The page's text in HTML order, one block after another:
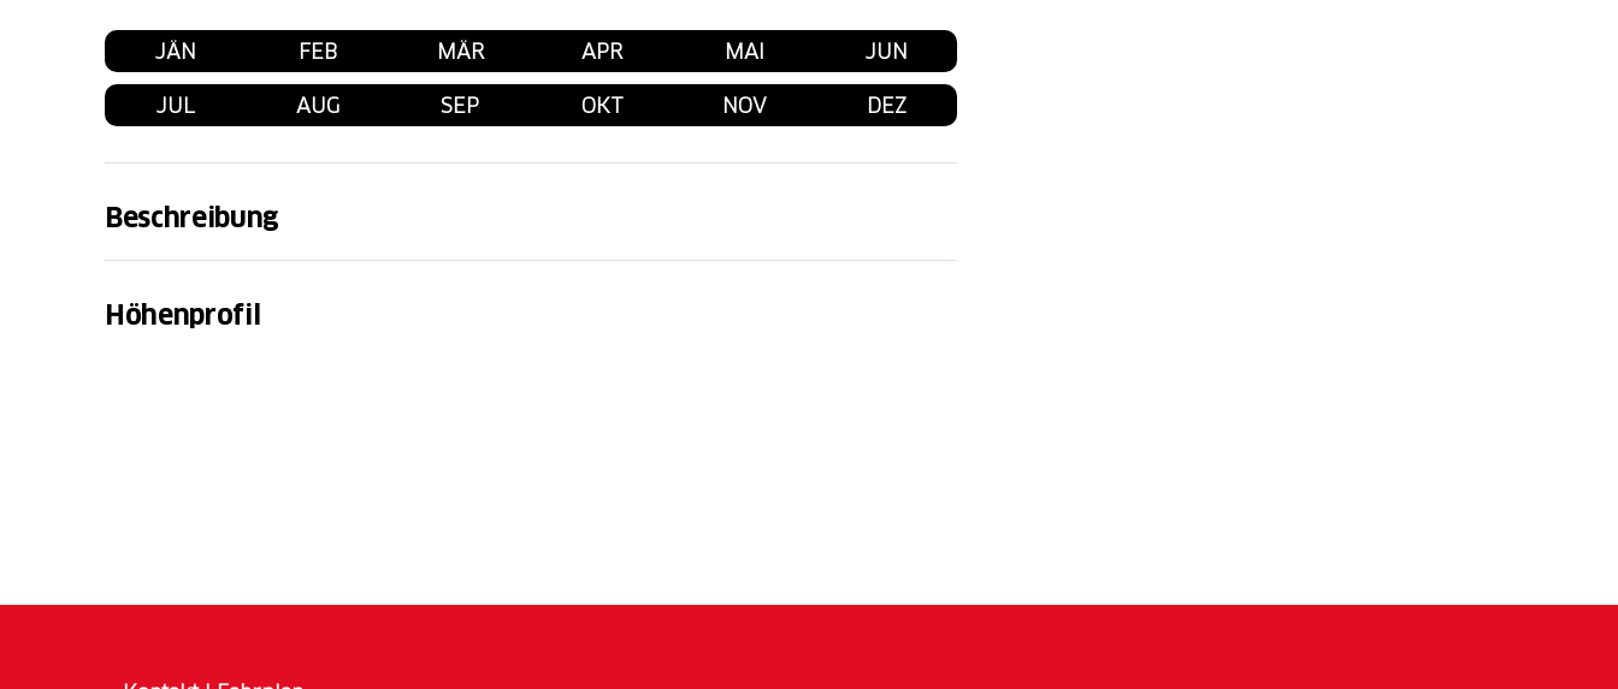
JÄN FEB MÄR APR MAI JUN
JUL AUG SEP OKT NOV DEZ
Beschreibung
Burghügel an und durchwandern den schönen Buchenwald bis wir auf den Grenzpfad
treffen. Bevor wir dieser gut signalisierten Route folgen, lohnt sich der Abstecher zum
Bus oder dem Zug heimwärts fahren.
Höhenprofil